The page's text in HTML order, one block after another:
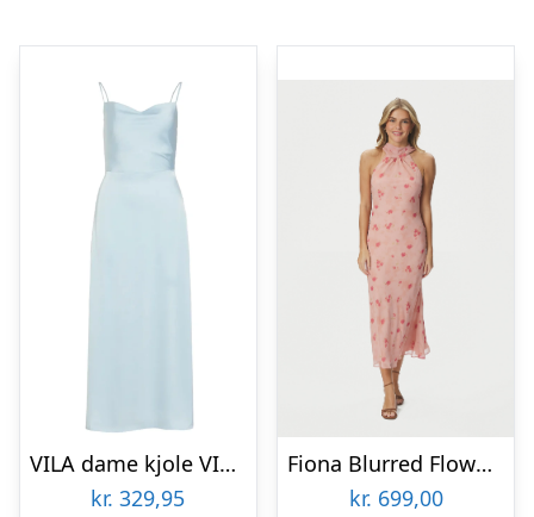
VILA dame kjole VIRAVENNA – Nantucket Breeze
kr. 329,95
Fiona Blurred Flower Halter Neck Dr
kr. 699,00